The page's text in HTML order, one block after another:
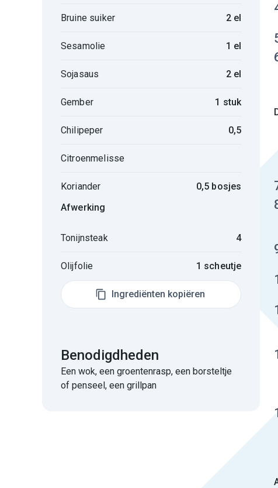
Bruine suiker 2 el
Sesamolie 1 el
Sojasaus 2 el
Gember 1 stuk
Chilipeper 0,5
Citroenmelisse
Koriander
0,5 bosjes
Afwerking
Tonijnsteak 4
Olijfolie 1 scheutje
Ingrediënten kopiëren
Benodigdheden
Een wok, een groentenrasp, een borsteltje
of penseel, een grillpan